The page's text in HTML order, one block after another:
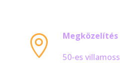

Megközelítés
50-es